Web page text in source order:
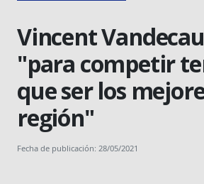
Vincent
"para competir
que ser los
región"
Fecha de publicación: 28/05/2021